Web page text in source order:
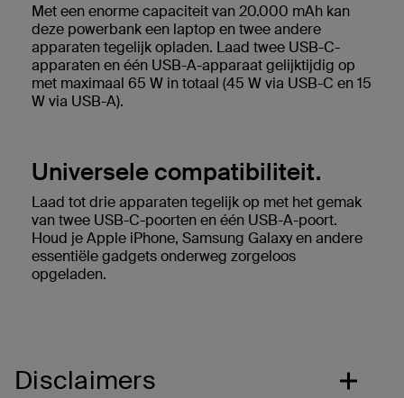
Met een enorme capaciteit van 20.000 mAh kan
deze powerbank een laptop en twee andere
apparaten tegelijk opladen. Laad twee USB-C-
apparaten en één USB-A-apparaat gelijktijdig op
met maximaal 65 W in totaal (45 W via USB-C en 15
W via USB-A).
Universele compatibiliteit.
Laad tot drie apparaten tegelijk op met het gemak
van twee USB-C-poorten en één USB-A-poort.
Houd je Apple iPhone, Samsung Galaxy en andere
essentiële gadgets onderweg zorgeloos
opgeladen.
Disclaimers